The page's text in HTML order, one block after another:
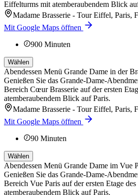
Eiffelturms mit atemberaubendem Blick
Madame Brasserie - Tour Eiffel, Paris,
Mit Google Maps öffnen
900 Minuten
Wählen
Abendessen Menü Grande Dame in der
Genießen Sie das Grande-Dame-
Bereich Cœur Brasserie auf der ersten
atemberaubendem Blick auf Paris.
Madame Brasserie - Tour Eiffel, Paris,
Mit Google Maps öffnen
90 Minuten
Wählen
Abendessen Menü Grande Dame im Vue
Genießen Sie das Grande-Dame-
Bereich Vue Paris auf der ersten Etage
atemberaubendem Blick auf Paris.